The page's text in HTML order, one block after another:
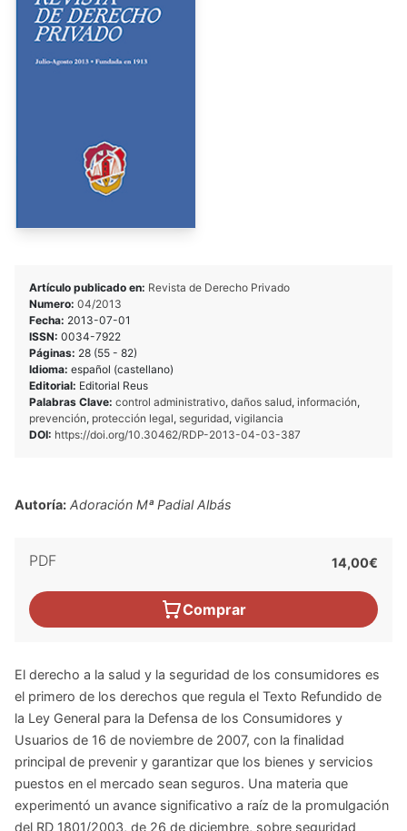
Artículo publicado en: Revista de Derecho Privado
Numero: 04/2013
Fecha: 2013-07-01
ISSN: 0034-7922
Páginas: 28 (55 - 82)
Idioma: español (castellano)
Editorial: Editorial Reus
Palabras Clave: control administrativo, daños salud, información,
prevención, protección legal, seguridad, vigilancia
DOI: https://doi.org/10.30462/RDP-2013-04-03-387
Autoría: Adoración Mª Padial Albás
PDF 14,00€
Comprar
El derecho a la salud y la seguridad de los consumidores es
el primero de los derechos que regula el Texto Refundido de
la Ley General para la Defensa de los Consumidores y
Usuarios de 16 de noviembre de 2007, con la finalidad
principal de prevenir y garantizar que los bienes y servicios
puestos en el mercado sean seguros. Una materia que
experimentó un avance significativo a raíz de la promulgación
del RD 1801/2003, de 26 de diciembre, sobre seguridad